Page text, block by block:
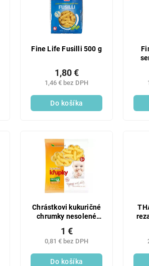
Fine Life Fusilli 500 g
1,46 € bez DPH
1,80 €
Do košíka
Chrástkovi kukuričné
chrumky nesolené
0,81 € bez DPH
1 €
Do košíka